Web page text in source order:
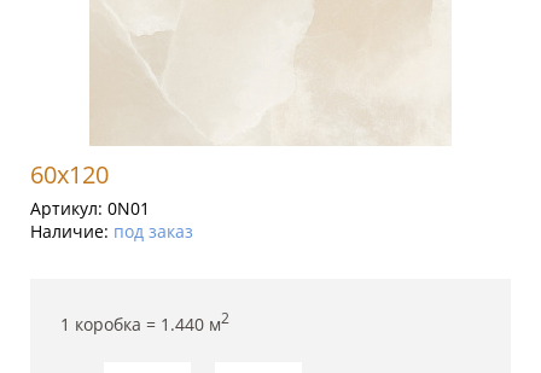
60x120
Артикул: 0N01
Наличие: под заказ
1 коробка = 1.440 м2